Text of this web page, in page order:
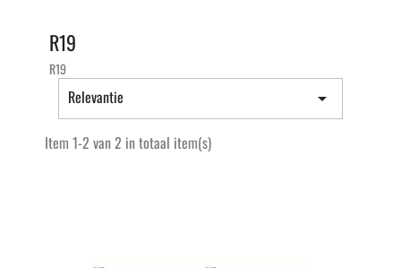
R19
R19
Relevantie 
Item 1-2 van 2 in totaal item(s)